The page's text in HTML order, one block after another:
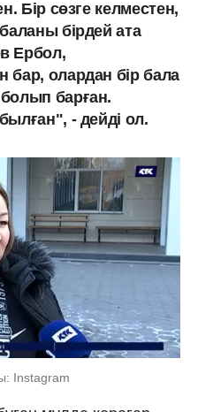
Бір сөзге келместен,
бірдей ата
Ербол,
бар, олардан бір бала
барған.
- дейді ол.
Instagram